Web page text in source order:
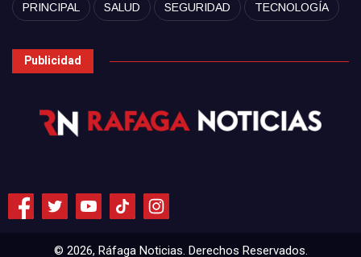
PRINCIPAL SALUD SEGURIDAD TECNOLOGÍA
Publicidad
© 2026, Ráfaga Noticias. Derechos Reservados.